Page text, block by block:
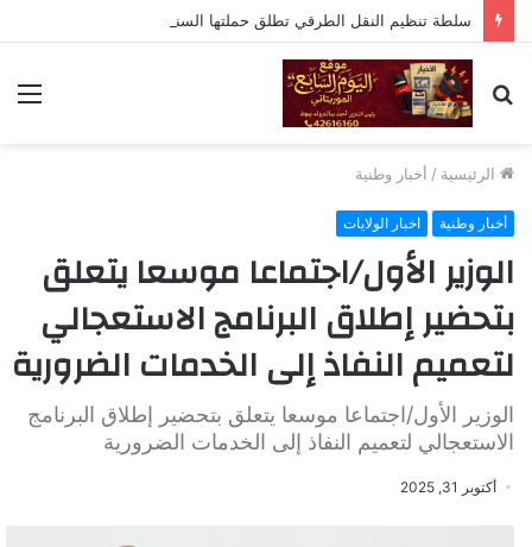
بحث
عن
الرئيسية / أخبار وطنية
أخبار وطنية اخبار الولايات
الوزير الأول/اجتماعا موسعا يتعلق
بتحضير إطلاق البرنامج الاستعجالي
لتعميم النفاذ إلى الخدمات الضرورية
الوزير الأول/اجتماعا موسعا يتعلق بتحضير إطلاق البرنامج
الاستعجالي لتعميم النفاذ إلى الخدمات الضرورية
أكتوبر 31, 2025